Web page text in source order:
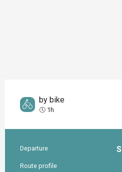
by bike
1h
Practical
Departure
Route profile